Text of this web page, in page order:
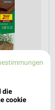
die
cookie